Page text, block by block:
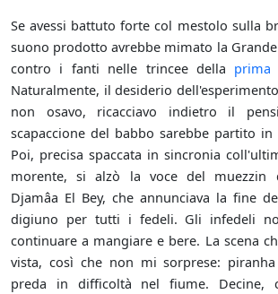
Se avessi battuto forte col mestolo sulla
suono prodotto avrebbe mimato la
contro i fanti nelle trincee della prima
Naturalmente, il desiderio
non osavo, ricacciavo indietro il
scapaccione del babbo sarebbe partito
Poi, precisa spaccata in sincronia
morente, si alzò la voce del muezzin
Djamâa El Bey, che annunciava la fine
digiuno per tutti i fedeli. Gli infedeli
continuare a mangiare e bere. La scena
vista, così che non mi sorprese:
preda in difficoltà nel fiume. Decine,